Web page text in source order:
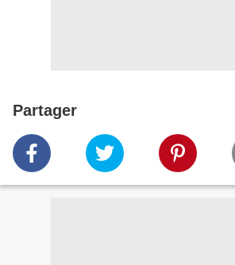
Partager